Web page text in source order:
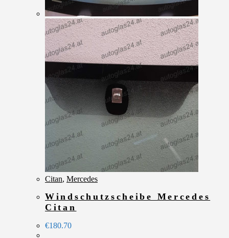
Citan, Mercedes
Windschutzscheibe Mercedes
Citan
€180.70